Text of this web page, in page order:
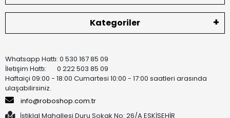
Kategoriler
Whatsapp Hattı: 0 530 167 85 09
İletişim Hattı: 0 222 503 85 09
Haftaiçi 09:00 - 18:00 Cumartesi 10:00 - 17:00 saatleri arasında
ulaşabilirsiniz.
info@roboshop.com.tr
İstiklal Mahallesi Duru Sokak No: 26/A ESKİŞEHİR